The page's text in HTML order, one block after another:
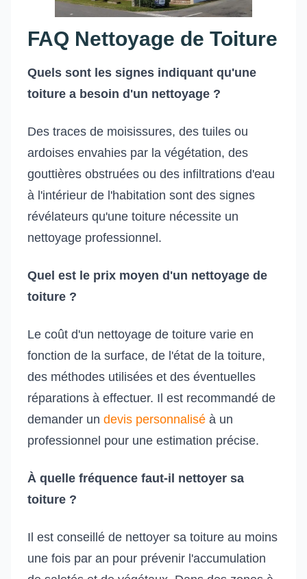
FAQ Nettoyage de Toiture
Quels sont les signes indiquant qu'une
toiture a besoin d'un nettoyage ?
Des traces de moisissures, des tuiles ou
ardoises envahies par la végétation, des
gouttières obstruées ou des infiltrations d'eau
à l'intérieur de l'habitation sont des signes
révélateurs qu'une toiture nécessite un
nettoyage professionnel.
Quel est le prix moyen d'un nettoyage de
toiture ?
Le coût d'un nettoyage de toiture varie en
fonction de la surface, de l'état de la toiture,
des méthodes utilisées et des éventuelles
réparations à effectuer. Il est recommandé de
demander un devis personnalisé à un
professionnel pour une estimation précise.
À quelle fréquence faut-il nettoyer sa
toiture ?
Il est conseillé de nettoyer sa toiture au moins
une fois par an pour prévenir l'accumulation